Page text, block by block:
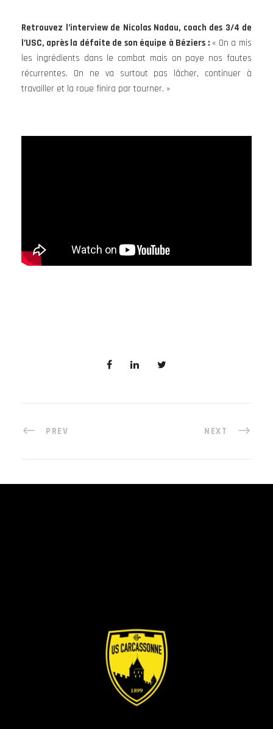
Retrouvez l’interview de Nicolas Nadau, coach des 3/4 de
l’USC, après la défaite de son équipe à Béziers :« On a mis
les ingrédients dans le combat mais on paye nos fautes
récurrentes. On ne va surtout pas lâcher, continuer à
travailler et la roue finira par tourner. »
PREV NEXT